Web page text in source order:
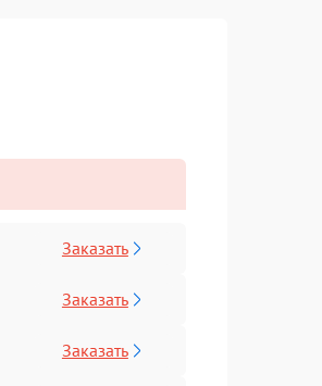
Заказать
Заказать
Заказать